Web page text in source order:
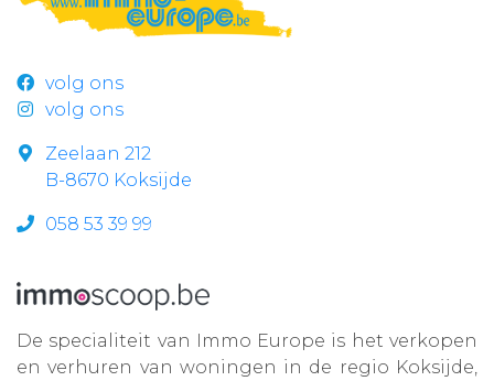
volg ons
volg ons
Zeelaan 212
B-8670 Koksijde
058 53 39 99
De specialiteit van Immo Europe is het verkopen
en verhuren van woningen in de regio Koksijde,